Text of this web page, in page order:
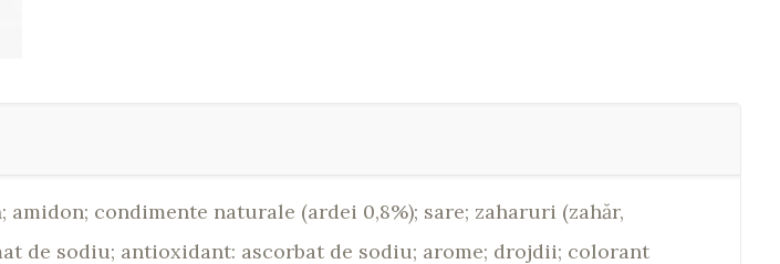
; amidon; condimente naturale (ardei 0,8%); sare; zaharuri (zahăr,
de sodiu; antioxidant: ascorbat de sodiu; arome; drojdii; colorant